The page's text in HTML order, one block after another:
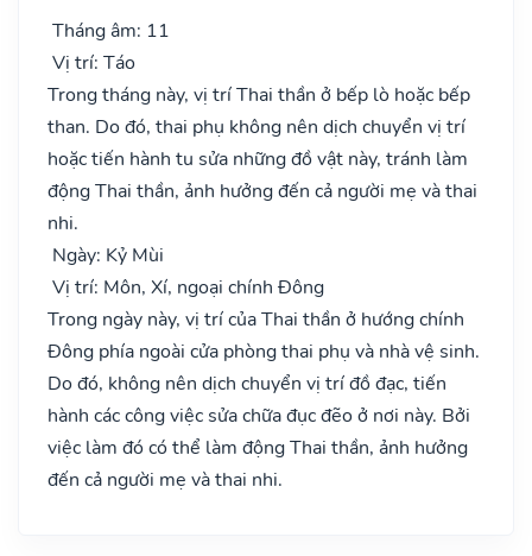
Tháng âm: 11
Vị trí: Táo
Trong tháng này, vị trí Thai thần ở bếp lò hoặc bếp
than. Do đó, thai phụ không nên dịch chuyển vị trí
hoặc tiến hành tu sửa những đồ vật này, tránh làm
động Thai thần, ảnh hưởng đến cả người mẹ và thai
nhi.
Ngày: Kỷ Mùi
Vị trí: Môn, Xí, ngoại chính Đông
Trong ngày này, vị trí của Thai thần ở hướng chính
Đông phía ngoài cửa phòng thai phụ và nhà vệ sinh.
Do đó, không nên dịch chuyển vị trí đồ đạc, tiến
hành các công việc sửa chữa đục đẽo ở nơi này. Bởi
việc làm đó có thể làm động Thai thần, ảnh hưởng
đến cả người mẹ và thai nhi.